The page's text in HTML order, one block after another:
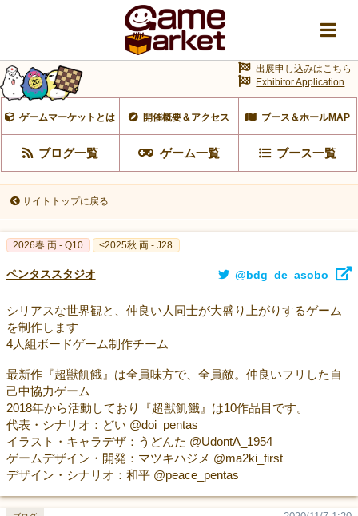
ゲームマーケットとは 開催概要＆アクセス ブース＆ホールMAP
ブログ一覧 ゲーム一覧 ブース一覧
出展申し込みはこちら
Exhibitor Application
サイトトップに戻る
2026春 両 - Q10 <2025秋 両 - J28
ペンタススタジオ @bdg_de_asobo
シリアスな世界観と、仲良い人同士が大盛り上がりするゲーム
を制作します
4人組ボードゲーム制作チーム
最新作『超獣飢餓』は全員味方で、全員敵。仲良いフリした自
己中協力ゲーム
2018年から活動しており『超獣飢餓』は10作品目です。
代表・シナリオ：どい @doi_pentas
イラスト・キャラデザ：うどんた @UdontA_1954
ゲームデザイン・開発：マツキハジメ @ma2ki_first
デザイン・シナリオ：和平 @peace_pentas